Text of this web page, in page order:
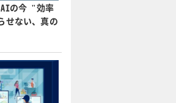
AIの今 "効率
せない、真の